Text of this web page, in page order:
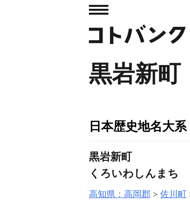
黒岩新町
日本歴史地名大系
黒岩新町
くろいわしんまち
高知県：高岡郡 佐川町